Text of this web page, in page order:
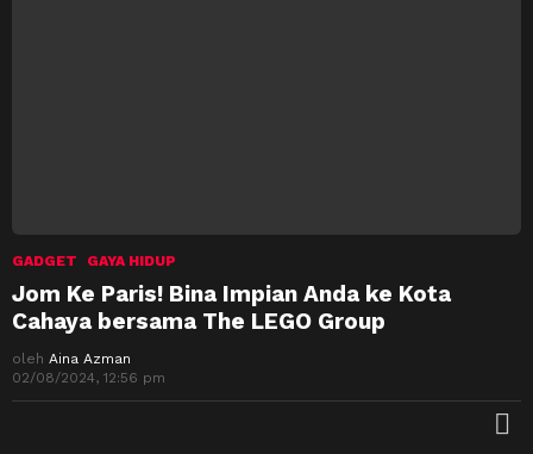
GADGET GAYA HIDUP
Jom Ke Paris! Bina Impian Anda ke Kota
Cahaya bersama The LEGO Group
oleh Aina Azman
02/08/2024, 12:56 pm